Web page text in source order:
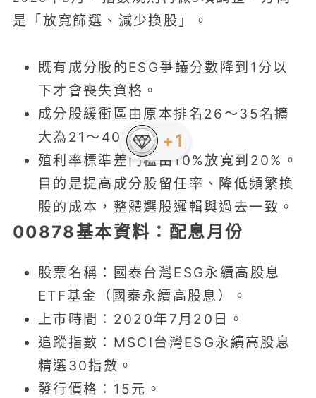
是「放寬篩選、減少換股」。
既有成分股的ESG爭議分數降到1分以
下才會喪失資格。
成分股緩衝區由原本排名26～35名擴
大為21～40名。
殖利率標準差門檻由10%放寬到20%。
目的是提高成分股留任率、降低頻繁換
股的成本，整體選股邏輯與過去一致。
00878基本資料：配息月份
股票名稱：國泰台灣ESG永續高股息
ETF基金（國泰永續高股息）。
上市時間：2020年7月20日。
追蹤指數：MSCI台灣ESG永續高股息
精選30指數。
發行價格：15元。
+1